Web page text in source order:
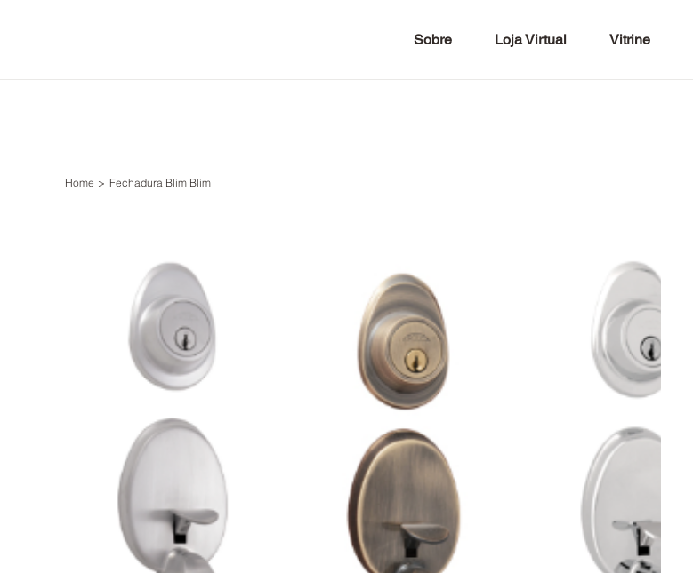
Sobre Loja Virtual Vitrine
Home > Fechadura Blim Blim